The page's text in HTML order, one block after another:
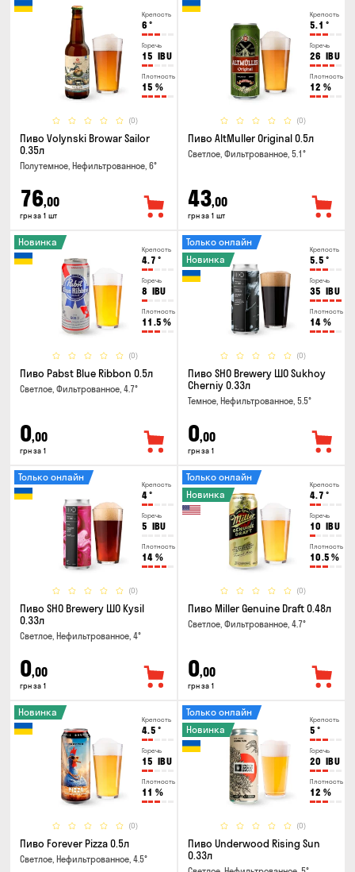
Крепость
6 °
Горечь
15 IBU
Плотность
15 %
(0)
Пиво Volynski Browar Sailor
0.35л
Полутемное, Нефильтрованное, 6°
76,00
грн за 1 шт
Крепость
5.1 °
Горечь
26 IBU
Плотность
12 %
(0)
Пиво AltMuller Original 0.5л
Светлое, Фильтрованное, 5.1°
43,00
грн за 1 шт
Крепость
4.7 °
Горечь
8 IBU
Плотность
11.5 %
(0)
Новинка
Пиво Pabst Blue Ribbon 0.5л
Светлое, Фильтрованное, 4.7°
0,00
грн за 1
Крепость
5.5 °
Горечь
35 IBU
Плотность
14 %
(0)
Только онлайн
Новинка
Пиво SHO Brewery ШО Sukhoy
Cherniy 0.33л
Темное, Нефильтрованное, 5.5°
0,00
грн за 1
Крепость
4°
Горечь
5 IBU
Плотность
14 %
(0)
Только онлайн
Пиво SHO Brewery ШО Kysil
0.33л
Светлое, Нефильтрованное, 4°
0,00
грн за 1
Крепость
4.7 °
Горечь
10 IBU
Плотность
10.5 %
(0)
Только онлайн
Новинка
Пиво Miller Genuine Draft 0.48л
Светлое, Фильтрованное, 4.7°
0,00
грн за 1
Крепость
4.5 °
Горечь
15 IBU
Плотность
11 %
(0)
Новинка
Пиво Forever Pizza 0.5л
Светлое, Нефильтрованное, 4.5°
Крепость
5 °
Горечь
20 IBU
Плотность
12 %
(0)
Только онлайн
Новинка
Пиво Underwood Rising Sun
0.33л